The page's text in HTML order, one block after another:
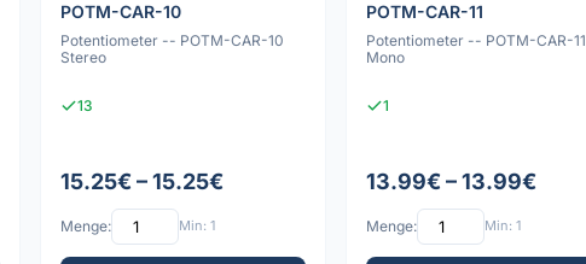
POTM-CAR-10
Potentiometer -- POTM-CAR-10
Stereo
13
15.25€ – 15.25€
Menge: Min: 1
POTM-CAR-11
Potentiometer -- POTM-CAR-11
Mono
1
13.99€ – 13.99€
Menge: Min: 1